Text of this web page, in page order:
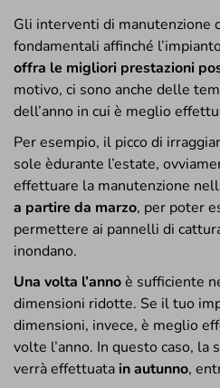
Gli interventi di manutenzione
fondamentali affinché
offra le migliori prestazioni
motivo, ci sono anche delle
dell’anno in cui è meglio
Per esempio, il picco di
sole èdurante l’estate,
effettuare la manutenzione
a partire da marzo, per poter
permettere ai pannelli di
inondano.
Una volta l’annoè sufficiente
dimensioni ridotte. Se il tuo
dimensioni, invece, è meglio
volte l’anno. In questo caso, la
verrà effettuata in autunno,